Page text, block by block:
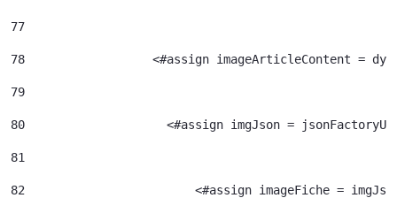
77
78
<#assign imageArticleContent =
79
80
<#assign imgJson =
81
82
<#assign imageFiche =